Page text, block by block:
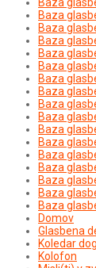
Baza
Baza
Baza
Baza
Baza
Baza
Baza
Baza
Baza
Baza
Baza
Baza
Baza
Baza
Baza
Baza
Domov
Glasbena
Koledar
Kolofon